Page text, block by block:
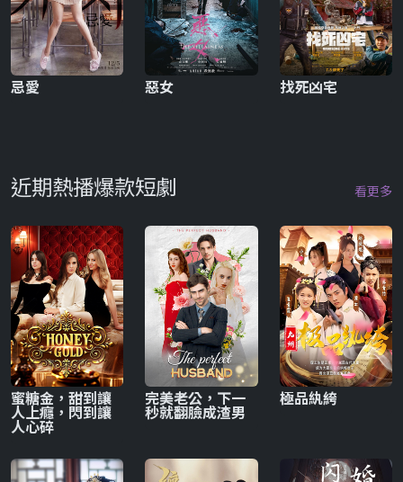
忌愛 惡女 找死凶宅
近期熱播爆款短劇 看更多
蜜糖金，甜到讓
人上癮，閃到讓
人心碎
完美老公，下一
秒就翻臉成渣男
極品紈絝